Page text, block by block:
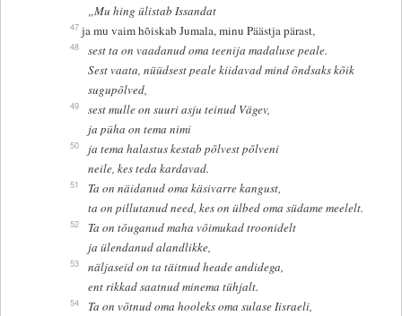
„Mu hing ülistab Issandat
47 ja mu vaim hõiskab Jumala, minu Päästja pärast,
48
sest ta on vaadanud oma teenija madaluse peale.
Sest vaata, nüüdsest peale kiidavad mind õndsaks kõik
sugupõlved,
49
sest mulle on suuri asju teinud Vägev,
ja püha on tema nimi
50
ja tema halastus kestab põlvest põlveni
neile, kes teda kardavad.
51
Ta on näidanud oma käsivarre kangust,
ta on pillutanud need, kes on ülbed oma südame meelelt.
52
Ta on tõuganud maha võimukad troonidelt
ja ülendanud alandlikke,
53
näljaseid on ta täitnud heade andidega,
ent rikkad saatnud minema tühjalt.
54
Ta on võtnud oma hooleks oma sulase Iisraeli,